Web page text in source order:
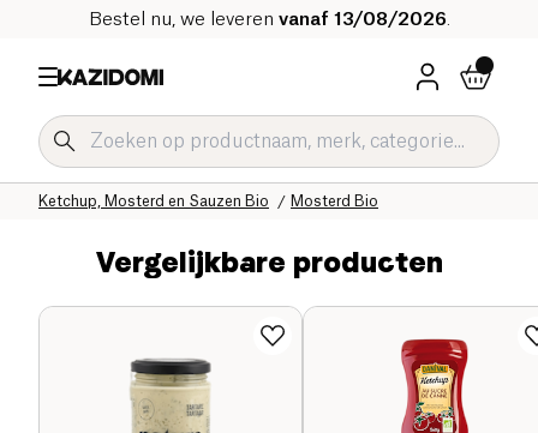
Bestel nu, we leveren vanaf 13/08/2026
Mosterd Bio
Ketchup, Mosterd en Sauzen Bio
Sauzen en Condimenten Bio
Zoute Kruidenierswaren Bio
Onze biologische catalogus
Home
Vergelijkbare producten